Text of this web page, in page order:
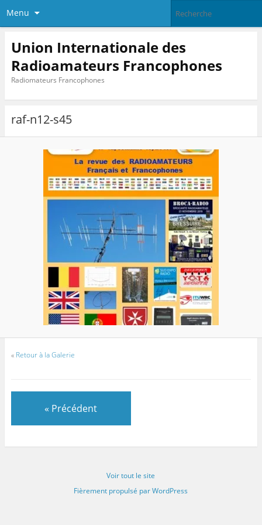
Menu
Union Internationale des
Radioamateurs Francophones
Radiomateurs Francophones
raf-n12-s45
« Retour à la Galerie
« Précédent
Voir tout le site
Fièrement propulsé par WordPress